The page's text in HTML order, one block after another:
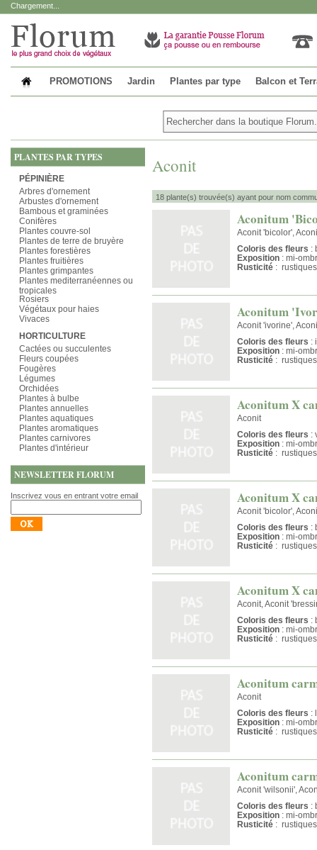
Chargement...
PROMOTIONS Jardin Plantes par type Balcon et
PLANTES PAR TYPES
PÉPINIÈRE
Arbres d'ornement
Arbustes d'ornement
Bambous et graminées
Conifères
Plantes couvre-sol
Plantes de terre de bruyère
Plantes forestières
Plantes fruitières
Plantes grimpantes
Plantes mediterranéennes ou
tropicales
Rosiers
Végétaux pour haies
Vivaces
HORTICULTURE
Cactées ou succulentes
Fleurs coupées
Fougères
Légumes
Orchidées
Plantes à bulbe
Plantes annuelles
Plantes aquatiques
Plantes aromatiques
Plantes carnivores
Plantes d'intérieur
NEWSLETTER FLORUM
Inscrivez vous en entrant votre email
Aconit
18 plante(s) trouvée(s) ayant pour nom
Aconitum
Aconit 'bicolor',
Coloris des fleurs :
Exposition : mi-
Rusticité :
Aconitum
Aconit 'ivorine',
Coloris des fleurs :
Exposition : mi-
Rusticité :
Aconitum X
Aconit
Coloris des fleurs :
Exposition : mi-
Rusticité :
Aconitum X
Aconit 'bicolor',
Coloris des fleurs :
Exposition : mi-
Rusticité :
Aconitum X
Aconit, Aconit
Coloris des fleurs :
Exposition : mi-
Rusticité :
Aconitum
Aconit
Coloris des fleurs :
Exposition : mi-
Rusticité :
Aconitum
Aconit 'wilsonii',
Coloris des fleurs :
Exposition : mi-
Rusticité :